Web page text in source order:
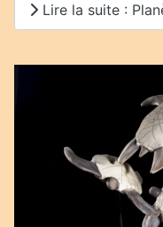
Lire la suite :